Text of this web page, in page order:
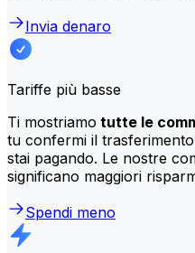
Invia denaro
Tariffe più basse
Ti mostriamo tutte le
tu confermi il
stai pagando. Le nostre
significano maggiori
Spendi meno